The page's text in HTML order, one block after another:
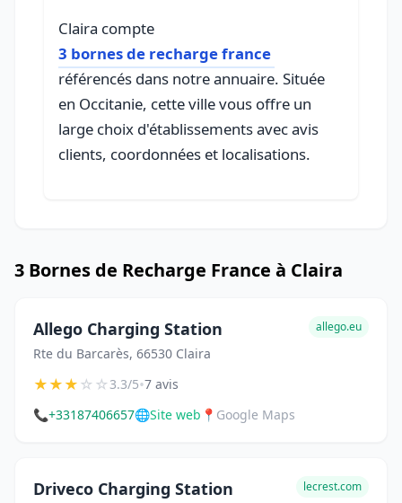
Claira compte
3 bornes de recharge france
référencés dans notre annuaire. Située
en Occitanie, cette ville vous offre un
large choix d'établissements avec avis
clients, coordonnées et localisations.
3 Bornes de Recharge France à Claira
Allego Charging Station
Rte du Barcarès, 66530 Claira
allego.eu
★★★☆☆3.3/5•7 avis
📞+33187406657🌐Site web 📍 Google Maps
Driveco Charging Station lecrest.com